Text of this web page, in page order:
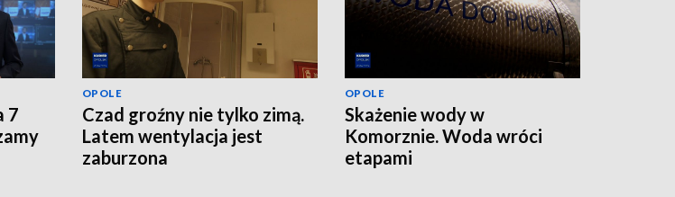
7
OPOLE
Czad groźny nie tylko zimą.
Latem wentylacja jest
zaburzona
OPOLE
Skażenie wody w
Komorznie. Woda wróci
etapami